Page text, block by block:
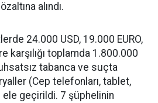
alındı.
24.000 USD, 19.000 EURO,
karşılığı toplamda 1.800.000
tabanca ve suçta
(Cep telefonları, tablet,
geçirildi. 7 şüphelinin